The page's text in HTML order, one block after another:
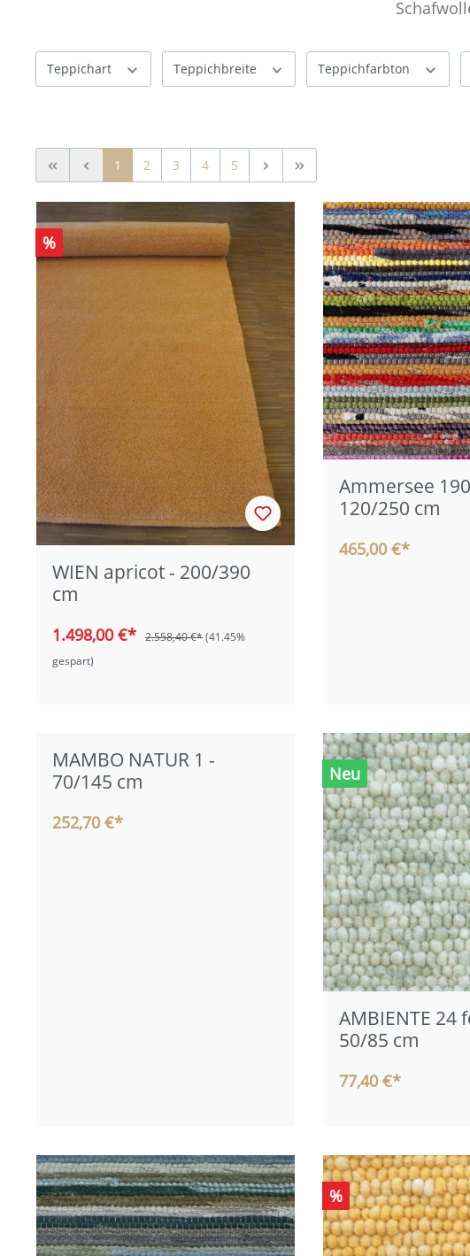
Teppichart Teppichbreite Teppichfarbton
1 2 3 4 5
%
WIEN apricot - 200/390
cm
1.498,00 €* 2.558,40 €*(41.45%
gespart)
Ammersee
120/250 cm
465,00 €*
MAMBO NATUR 1 -
70/145 cm
252,70 €*
Neu
AMBIENTE 24
50/85 cm
77,40 €*
%